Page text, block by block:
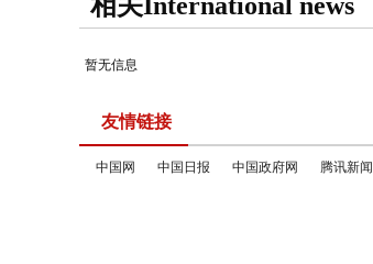
暂无信息
友情链接
中国网 中国日报 中国政府网 腾讯新闻